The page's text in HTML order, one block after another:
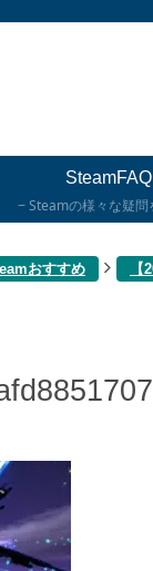
SteamFAQ
Steamの様々な疑問
おすすめ